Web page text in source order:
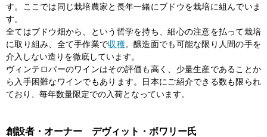
す。ここでは同じ栽培農家と長年一緒にブドウを栽培に組んでいま
す。
全てはブドウ畑から、という哲学を持ち、細心の注意を払って栽培
に取り組み、全て手作業で収穫。醸造面でも可能な限り人間の手を
介入しない造りを徹底しています。
ヴィンテロパーのワインはその評価も高く、少量生産であることか
ら入手困難なワインでもあります。日本にご紹介できる数も限られ
ており、毎年数量限定での入荷となっています。
創設者・オーナー デヴィット・ボワリー氏